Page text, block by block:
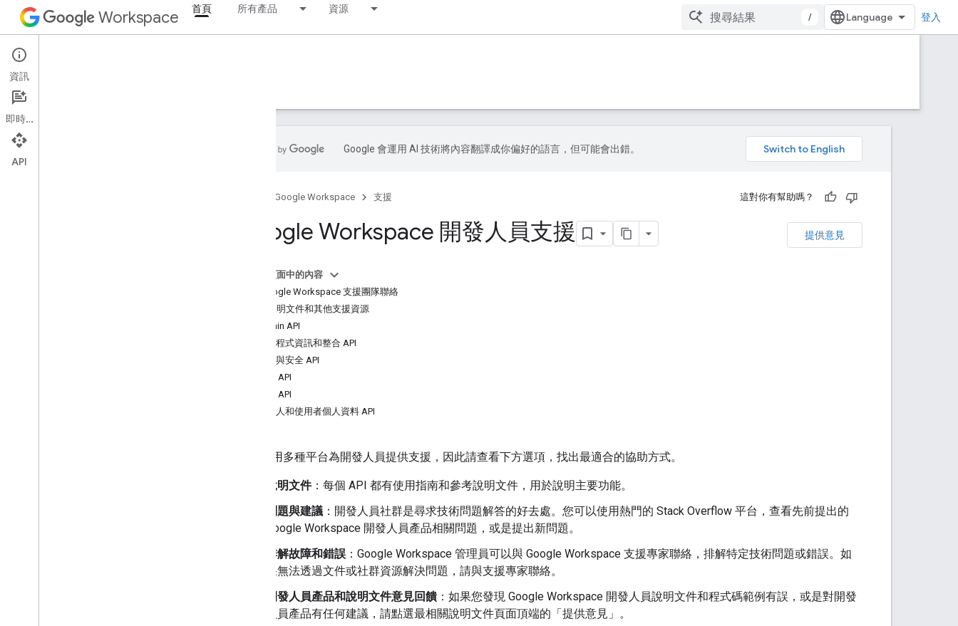
Workspace 首頁 所有產品 資源
/ 登入
首頁
總覽
Google 會運用 AI 技術將內容翻譯成你偏好的語言，但可能會出錯。
Google Workspace 支援 這對你有幫助嗎？
提供意見
Google Workspace 開發人員支援
這個頁面中的內容
與 Google Workspace 支援團隊聯絡
尋找說明文件和其他支援資源
Admin API
應用程式資訊和整合 API
驗證與安全 API
協作 API
通訊 API
聯絡人和使用者個人資料 API
我們使用多種平台為開發人員提供支援，因此請查看下方選項，找出最適合的協助方式。
說明文件：每個 API 都有使用指南和參考說明文件，用於說明主要功能。
問題與建議 ：開發人員社群是尋求技術問題解答的好去處。您可以使用熱門的 Stack Overflow 平台，查看先前提出的
Google Workspace 開發人員產品相關問題，或是提出新問題。
排解故障和錯誤 ：Google Workspace 管理員可以與 Google Workspace 支援專家聯絡，排解特定技術問題或錯誤。如
果無法透過文件或社群資源解決問題，請與支援專家聯絡。
開發人員產品和說明文件意見回饋：如果您發現 Google Workspace 開發人員說明文件和程式碼範例有誤，或是對開發
人員產品有任何建議，請點選最相關說明文件頁面頂端的「提供意見」 。
資訊
即時通訊
API